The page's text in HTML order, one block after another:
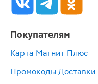
Покупателям
Карта Магнит Плюс
Промокоды Доставки